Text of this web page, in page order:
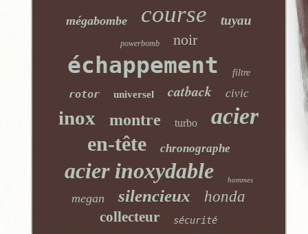
mégabombe course tuyau
powerbomb noir
échappement filtre
rotor universel catback civic
inox montre turbo acier
en-tête chronographe
acier inoxydable hommes
megan silencieux honda
collecteur sécurité